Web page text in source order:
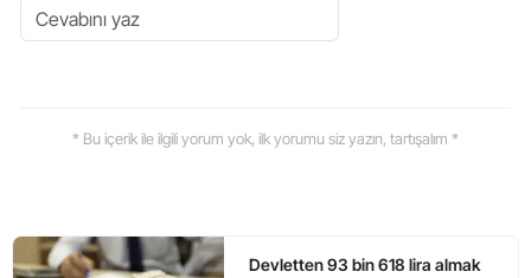
* Bu içerik ile ilgili yorum yok, ilk yorumu siz yazın, tartışalım *
Devletten 93 bin 618 lira almak